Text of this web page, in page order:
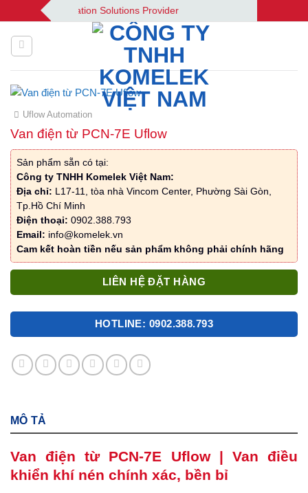
qua
nội
dung
| Your Automation Solutions Provider
Uflow Automation
Van điện từ PCN-7E Uflow
Sản phẩm sẵn có tại:
Công ty TNHH Komelek Việt Nam:
Địa chỉ: L17-11, tòa nhà Vincom Center, Phường Sài Gòn,
Tp.Hồ Chí Minh
Điện thoại: 0902.388.793
Email: info@komelek.vn
Cam kết hoàn tiền nếu sản phẩm không phải chính hãng
LIÊN HỆ ĐẶT HÀNG
HOTLINE: 0902.388.793
MÔ TẢ
Van điện từ PCN-7E Uflow | Van điều
khiển khí nén chính xác, bền bỉ